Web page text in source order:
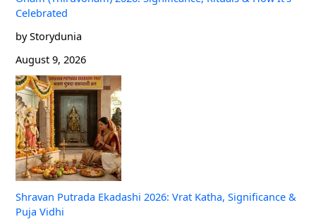
Celebrated
by Storydunia
August 9, 2026
Shravan Putrada Ekadashi 2026: Vrat Katha, Significance &
Puja Vidhi